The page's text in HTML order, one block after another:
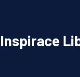
Inspirace